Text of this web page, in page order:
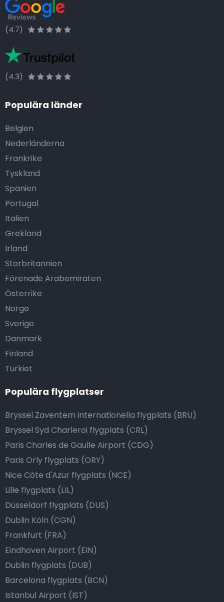
(4.7)
(4.3)
Populära länder
Belgien
Nederländerna
Frankrike
Tyskland
Spanien
Portugal
Italien
Grekland
Irland
Storbritannien
Förenade Arabemiraten
Österrike
Norge
Sverige
Danmark
Finland
Turkiet
Populära flygplatser
Bryssel Zaventem internationella flygplats (BRU)
Bryssel Syd Charleroi flygplats (CRL)
Paris Charles de Gaulle Airport (CDG)
Paris Orly flygplats (ORY)
Nice Côte d'Azur flygplats (NCE)
Lille flygplats (LIL)
Düsseldorf flygplats (DUS)
Dublin Köln (CGN)
Frankfurt (FRA)
Eindhoven Airport (EIN)
Dublin flygplats (DUB)
Barcelona flygplats (BCN)
Istanbul Airport (IST)